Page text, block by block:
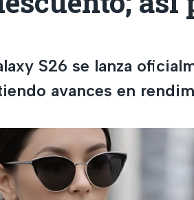
S26 se lanza
avances en